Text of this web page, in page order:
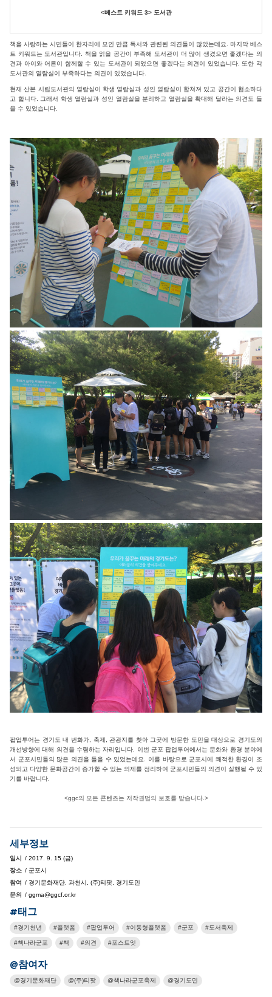
<베스트 키워드 3> 도서관
책을 사랑하는 시민들이 한자리에 모인 만큼 독서와 관련된 의견들이 많았는데요. 마지막 베스
트 키워드는 도서관입니다. 책을 읽을 공간이 부족해 도서관이 더 많이 생겼으면 좋겠다는 의
견과 아이와 어른이 함께할 수 있는 도서관이 되었으면 좋겠다는 의견이 있었습니다. 또한 각
도서관의 열람실이 부족하다는 의견이 있었습니다.
현재 산본 시립도서관의 열람실이 학생 열람실과 성인 열람실이 합쳐져 있고 공간이 협소하다
고 합니다. 그래서 학생 열람실과 성인 열람실을 분리하고 열람실을 확대해 달라는 의견도 들
을 수 있었습니다.
팝업투어는 경기도 내 번화가, 축제, 관광지를 찾아 그곳에 방문한 도민을 대상으로 경기도의
개선방향에 대해 의견을 수렴하는 자리입니다. 이번 군포 팝업투어에서는 문화와 환경 분야에
서 군포시민들의 많은 의견을 들을 수 있었는데요. 이를 바탕으로 군포시에 쾌적한 환경이 조
성되고 다양한 문화공간이 증가할 수 있는 의제를 정리하여 군포시민들의 의견이 실행될 수 있
기를 바랍니다.
<ggc의 모든 콘텐츠는 저작권법의 보호를 받습니다.>
세부정보
일시
/ 2017. 9. 15 (금)
장소 / 군포시
참여
/ 경기문화재단, 과천시, (주)티팟, 경기도민
문의
/ ggma@ggcf.or.kr
#태그
경기천년 플랫폼 팝업투어 이동형플랫폼 군포 도서축제
책나라군포 책 의견 포스트잇
@참여자
경기문화재단 (주)티팟 책나라군포축제 경기도민